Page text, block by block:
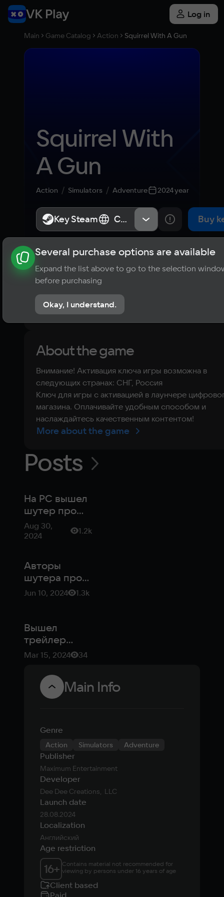
Log in
Main Game Catalog Action Squirrel With A Gun
Squirrel With
A Gun
Action Simulators Adventure 2024 year
Key Steam СНГ, Россия Buy
About the game News Publications
? Player ratings
No reviews
About the game
Внимание! Активация ключа игры возможна в
следующих странах: СНГ, Россия
Ключ для игры с активацией в лаунчере
магазина. Оплачивайте удобным способом и
наслаждайтесь качественным контентом!
More about the game
Posts
На PC вышел
шутер про
белку с
огнестрелом
Aug 30,
2024
1.2k
Авторы
шутера про
вооруженную
выхода
Jun 10, 2024 1.3k
Вышел
трейлер
Squirrel with a
экшена про
белку с
пистолетом
Mar 15, 2024 34
Main Info
Genre
Action Simulators Adventure
Publisher
Maximum Entertainment
Developer
Dee Dee Creations,  LLC
Launch date
28.08.2024
Localization
Английский
Age restriction
16+ Contains material not recommended for
viewing by persons under 16 years of age
Client based
Paid
Key Steam СНГ, Россия
Several purchase options are available
Expand the list above to go to the selection
before purchasing
Okay, I understand.